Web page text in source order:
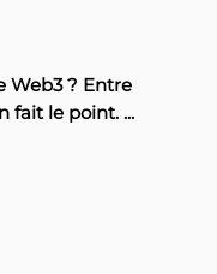
Web3 ? Entre
fait le point. ...